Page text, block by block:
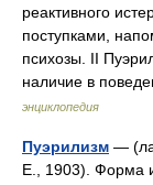
реактивного
поступками,
психозы. II
наличие в
энциклопедия
Пуэрилизм —
E., 1903). Форма